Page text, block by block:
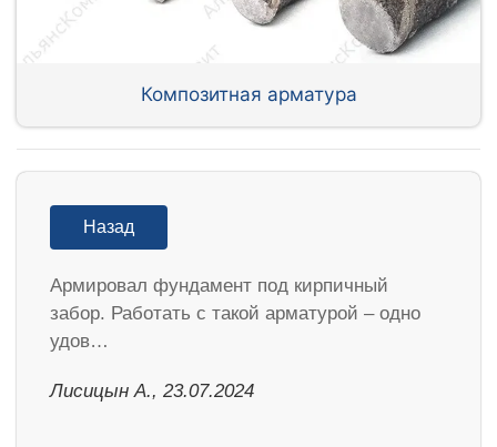
Композитная арматура
Назад
Армировал фундамент под кирпичный
забор. Работать с такой арматурой – одно
удов…
Лисицын А., 23.07.2024